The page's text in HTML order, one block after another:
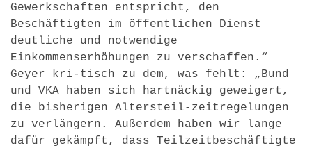
Gewerkschaften entspricht, den
Beschäftigten im öffentlichen Dienst
deutliche und notwendige
Einkommenserhöhungen zu verschaffen.“
Geyer kri-tisch zu dem, was fehlt: „Bund
und VKA haben sich hartnäckig geweigert,
die bisherigen Altersteil-zeitregelungen
zu verlängern. Außerdem haben wir lange
dafür gekämpft, dass Teilzeitbeschäftigte